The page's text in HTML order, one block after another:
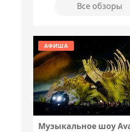
Все обзоры
АФИША
Музыкальное шоу